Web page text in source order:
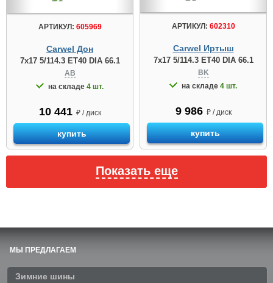
АРТИКУЛ: 605969
Carwel Дон
7x17 5/114.3 ET40 DIA 66.1
AB
на складе 4 шт.
10 441 ₽ / диск
купить
АРТИКУЛ: 602310
Carwel Иртыш
7x17 5/114.3 ET40 DIA 66.1
BK
на складе 4 шт.
9 986 ₽ / диск
купить
Показать еще
МЫ ПРЕДЛАГАЕМ
Зимние шины